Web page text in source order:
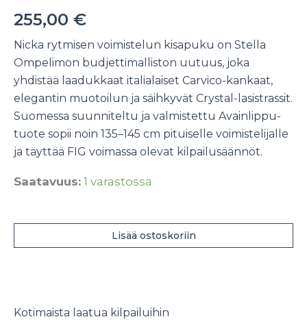
255,00 €
Nicka rytmisen voimistelun kisapuku on Stella
Ompelimon budjettimalliston uutuus, joka
yhdistää laadukkaat italialaiset Carvico-kankaat,
elegantin muotoilun ja säihkyvät Crystal-lasistrassit.
Suomessa suunniteltu ja valmistettu Avainlippu-
tuote sopii noin 135–145 cm pituiselle voimistelijalle
ja täyttää FIG voimassa olevat kilpailusäännöt.
Saatavuus: 1 varastossa
kisapuku
Lisää ostoskoriin
Kotimaista laatua kilpailuihin